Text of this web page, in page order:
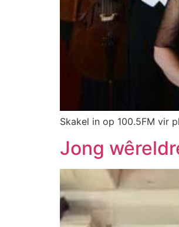
Skakel in op 100.5FM vir
Jong